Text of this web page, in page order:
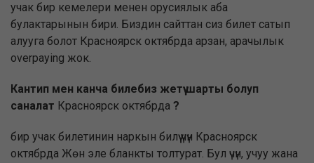
учак бир кемелери менен орусиялык аба
булактарынын бири. Биздин сайттан сиз билет сатып
алууга болот Красноярск октябрда арзан, арачылык
overpaying жок.
Кантип мен канча билебиз жетүү шарты болуп
саналат Красноярск октябрда ?
бир учак билетинин наркын билүү үчүн Красноярск
октябрда Жөн эле бланкты толтурат. Бул үчүн, учуу жана